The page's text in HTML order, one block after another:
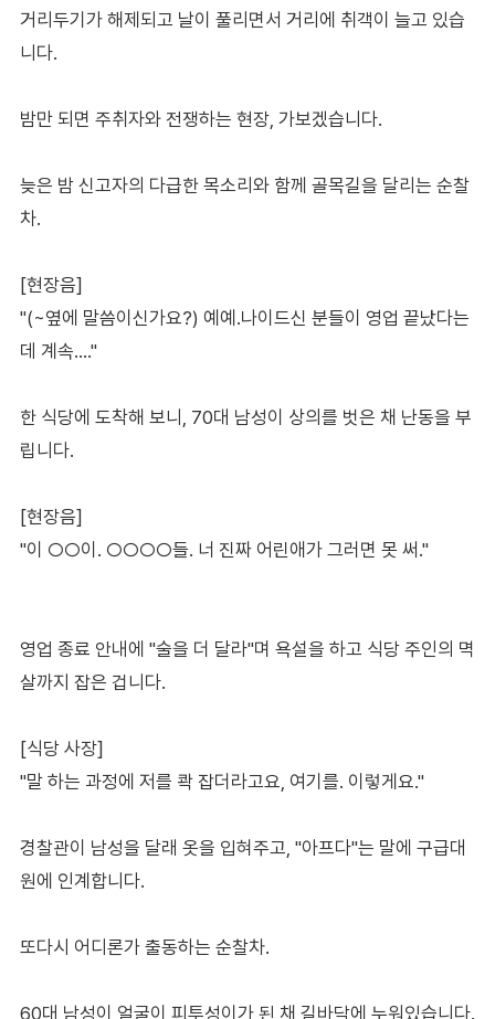
거리두기가 해제되고 날이 풀리면서 거리에 취객이 늘고 있습
니다.
밤만 되면 주취자와 전쟁하는 현장, 가보겠습니다.
늦은 밤 신고자의 다급한 목소리와 함께 골목길을 달리는 순찰
차.
[현장음]
"(~옆에 말씀이신가요?) 예예.나이드신 분들이 영업 끝났다는
데 계속…."
한 식당에 도착해 보니, 70대 남성이 상의를 벗은 채 난동을 부
립니다.
[현장음]
"이 ○○이. ○○○○들. 너 진짜 어린애가 그러면 못 써."
영업 종료 안내에 "술을 더 달라"며 욕설을 하고 식당 주인의 멱
살까지 잡은 겁니다.
[식당 사장]
"말 하는 과정에 저를 콱 잡더라고요, 여기를. 이렇게요."
경찰관이 남성을 달래 옷을 입혀주고, "아프다"는 말에 구급대
원에 인계합니다.
또다시 어디론가 출동하는 순찰차.
60대 남성이 얼굴이 피투성이가 된 채 길바닥에 누워있습니다.